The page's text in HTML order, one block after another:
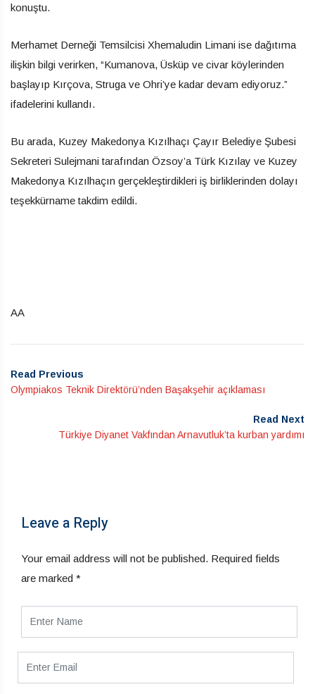
konuştu.
Merhamet Derneği Temsilcisi Xhemaludin Limani ise dağıtıma
ilişkin bilgi verirken, “Kumanova, Üsküp ve civar köylerinden
başlayıp Kırçova, Struga ve Ohri’ye kadar devam ediyoruz.”
ifadelerini kullandı.
Bu arada, Kuzey Makedonya Kızılhaçı Çayır Belediye Şubesi
Sekreteri Sulejmani tarafından Özsoy’a Türk Kızılay ve Kuzey
Makedonya Kızılhaçın gerçekleştirdikleri iş birliklerinden dolayı
teşekkürname takdim edildi.
AA
Read Previous
Olympiakos Teknik Direktörü’nden Başakşehir açıklaması
Read Next
Türkiye Diyanet Vakfından Arnavutluk’ta kurban yardımı
Leave a Reply
Your email address will not be published. Required fields
are marked *